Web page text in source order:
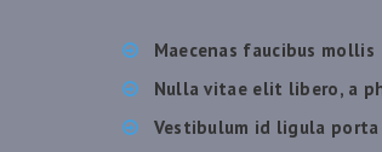
Maecenas faucibus mollis
Nulla vitae elit libero, a
Vestibulum id ligula porta